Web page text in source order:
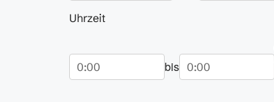
Uhrzeit
Beginn bis Ende